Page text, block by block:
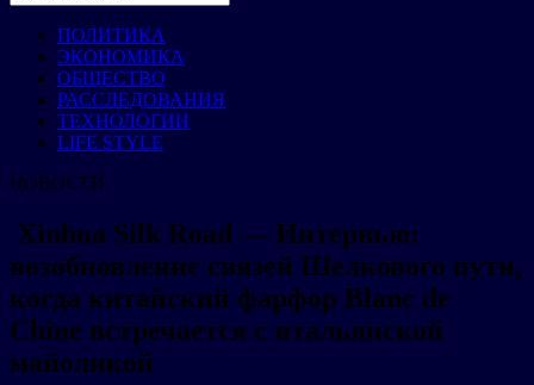
ПОЛИТИКА
ЭКОНОМИКА
ОБЩЕСТВО
РАССЛЕДОВАНИЯ
ТЕХНОЛОГИИ
LIFE STYLE
НОВОСТИ
Xinhua Silk Road — Интервью:
возобновление связей Шелкового пути,
когда китайский фарфор Blanc de
Chine встречается с итальянской
майоликой